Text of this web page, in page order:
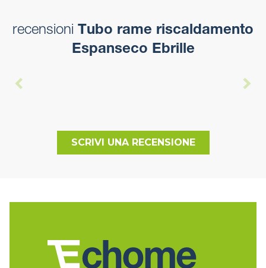
recensioni Tubo rame riscaldamento
Espanseco Ebrille
SCRIVI UNA RECENSIONE